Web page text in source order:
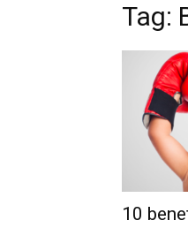
Tag:
10